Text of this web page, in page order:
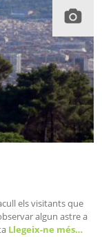
els visitants que
algun astre a
Llegeix-ne més…